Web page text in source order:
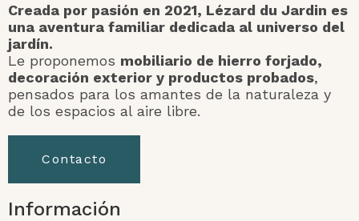
Creada por pasión en 2021, Lézard du Jardin es
una aventura familiar dedicada al universo del
jardín.
Le proponemos mobiliario de hierro forjado,
decoración exterior y productos probados,
pensados para los amantes de la naturaleza y
de los espacios al aire libre.
Contacto
Información